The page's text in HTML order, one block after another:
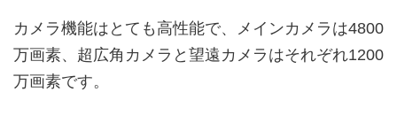
カメラ機能はとても高性能で、メインカメラは4800
万画素、超広角カメラと望遠カメラはそれぞれ1200
万画素です。